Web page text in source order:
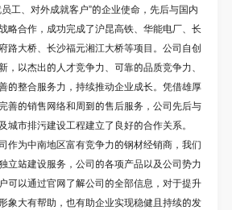
工、对外成就客户”的企业使命，先后与国内
略合作，成功完成了沪昆高铁、华能电厂、长
路大桥、长沙福元湘江大桥等项目。公司自创
，以杰出的人才竞争力、可靠的品质竞争力、
的整合服务力，持续推动企业成长。凭借雄厚
善的销售网络和周到的售后服务，公司先后与
城市排污建设工程建立了良好的合作关系。
作为中南地区富有竞争力的钢材经销商，我们
立站建设服务，公司的各项产品以及公司势力
可以通过官网了解公司的全部信息，对于提升
象大有帮助，也有助企业实现稳健且持续的发